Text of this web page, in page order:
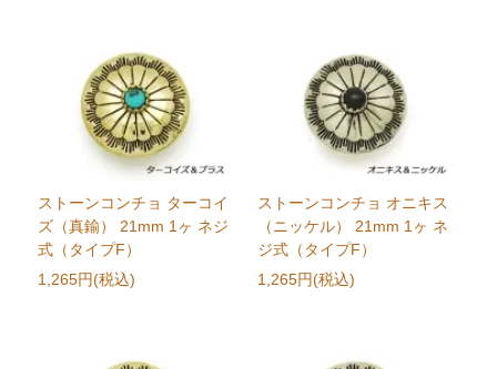
ストーンコンチョ ターコイ
ズ（真鍮） 21mm 1ヶ ネジ
式（タイプF）
1,265円(税込)
ストーンコンチョ オニキス
（ニッケル） 21mm 1ヶ ネ
ジ式（タイプF）
1,265円(税込)